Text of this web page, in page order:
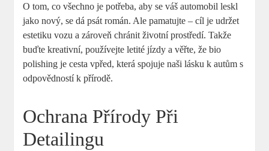
O tom, co všechno je potřeba, aby se váš automobil leskl
jako nový, se dá psát román. Ale pamatujte – cíl je udržet
estetiku vozu a zároveň chránit životní prostředí. Takže
buďte kreativní, používejte letité jízdy a věřte, že bio
polishing je cesta vpřed, která spojuje naši lásku k autům s
odpovědností k přírodě.
Ochrana Přírody Při
Detailingu